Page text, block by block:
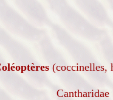
(coccinelles,
Cantharidae